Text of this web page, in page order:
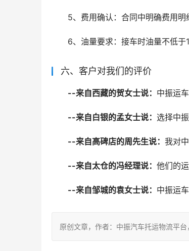
5、费用确认：合同中明确费用明
6、油量要求：接车时油量不低于
六、客户对我们的评价
--来自西藏的贺女士说： 中振运
--来自白银的孟女士说： 选择中
--来自高碑店的周先生说： 我对
--来自太仓的冯经理说： 他们的
--来自邹城的袁女士说： 中振运
原创文章，作者：中振汽车托运物流